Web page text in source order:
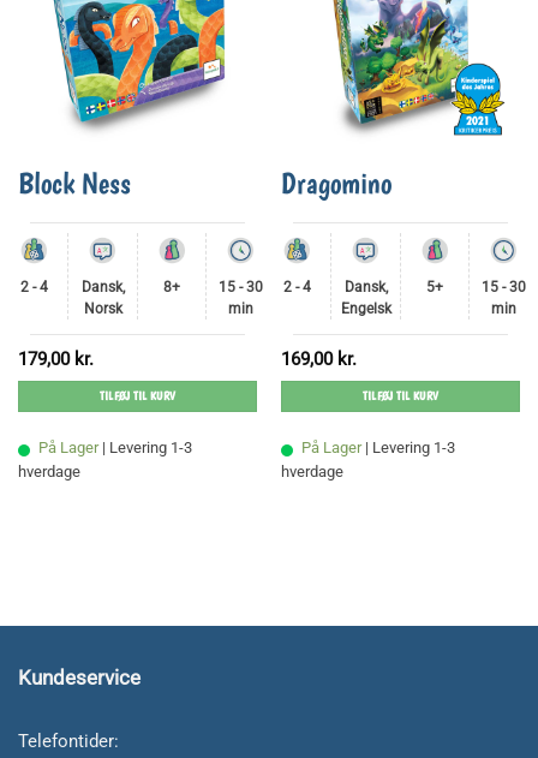
Block Ness
2 - 4
Dansk,
Norsk
8+
15 - 30
min
179,00 kr.
TILFØJ TIL KURV
På Lager | Levering 1-3
hverdage
Dragomino
2 - 4
Dansk,
Engelsk
5+
15 - 30
min
169,00 kr.
TILFØJ TIL KURV
På Lager | Levering 1-3
hverdage
Kundeservice
Telefontider: